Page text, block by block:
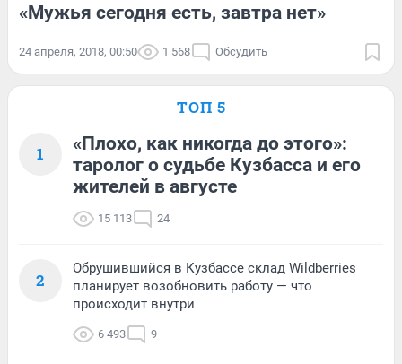
«Мужья сегодня есть, завтра нет»
24 апреля, 2018, 00:50 1 568 Обсудить
ТОП 5
1
«Плохо, как никогда до этого»:
таролог о судьбе Кузбасса и его
жителей в августе
15 113 24
2
Обрушившийся в Кузбассе склад Wildberries
планирует возобновить работу — что
происходит внутри
6 493 9